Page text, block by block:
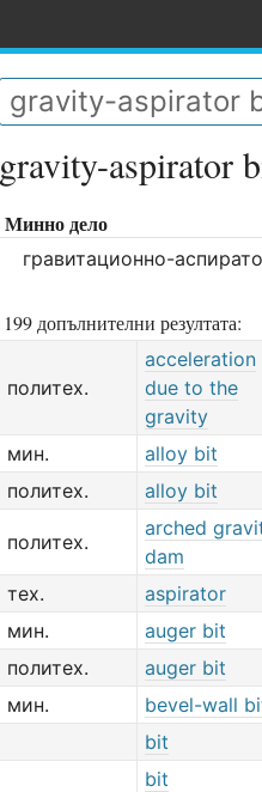
gravity-aspirator
Минно дело
гравитационно-
199 допълнителни резултата:
политех.
acceleration
due to the
gravity
мин. alloy bit
политех.
alloy bit
политех.
arched
dam
тех. aspirator
мин.
auger bit
политех.
auger bit
мин.
bevel-wall
bit
bit